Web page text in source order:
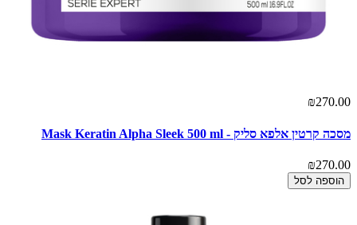
₪270.00
מסכה קרטין אלפא סליק - Mask Keratin Alpha Sleek 500 ml
₪270.00
הוספה לסל